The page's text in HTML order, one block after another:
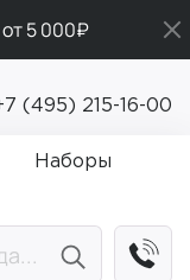
5 000₽
5 000₽
(495) 215-16-00
Наборы